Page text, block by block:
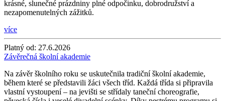
krásné, slunečné prázdniny plné odpočinku, dobrodružství a
nezapomenutelných zážitků.
více
Platný od: 27.6.2026
Závěrečná školní akademie
Na závěr školního roku se uskutečnila tradiční školní akademie,
během které se představili žáci všech tříd. Každá třída si připravila
vlastní vystoupení – na jevišti se střídaly taneční choreografie,